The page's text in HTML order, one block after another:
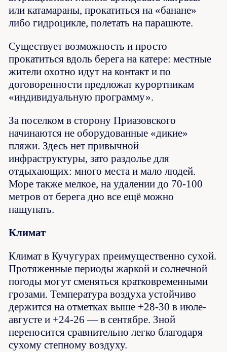
или катамараны, прокатиться на «банане»
либо гидроцикле, полетать на парашюте.
Существует возможность и просто
прокатиться вдоль берега на катере: местные
жители охотно идут на контакт и по
договоренности предложат курортникам
«индивидуальную программу».
За поселком в сторону Приазовского
начинаются не оборудованные «дикие»
пляжи. Здесь нет привычной
инфраструктуры, зато раздолье для
отдыхающих: много места и мало людей.
Море также мелкое, на удалении до 70-100
метров от берега дно все ещё можно
нащупать.
Климат
Климат в Кучугурах преимущественно сухой.
Протяженные периоды жаркой и солнечной
погоды могут сменяться кратковременными
грозами. Температура воздуха устойчиво
держится на отметках выше +28-30 в июле-
августе и +24-26 — в сентябре. Зной
переносится сравнительно легко благодаря
сухому степному воздуху.